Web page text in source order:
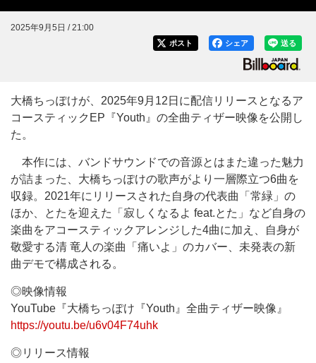
2025年9月5日 / 21:00
送る
シェア
ポスト
大橋ちっぽけが、2025年9月12日に配信リリースとなるア
コースティックEP『Youth』の全曲ティザー映像を公開し
た。
本作には、バンドサウンドでの音源とはまた違った魅力
が詰まった、大橋ちっぽけの歌声がより一層際立つ6曲を
収録。2021年にリリースされた自身の代表曲「常緑」の
ほか、とたを迎えた「寂しくなるよ feat.とた」など自身の
楽曲をアコースティックアレンジした4曲に加え、自身が
敬愛する清 竜人の楽曲「痛いよ」のカバー、未発表の新
曲デモで構成される。
◎映像情報
YouTube『大橋ちっぽけ『Youth』全曲ティザー映像』
https://youtu.be/u6v04F74uhk
◎リリース情報